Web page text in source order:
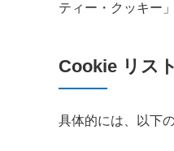
ティー・クッキー
Cookie リスト
具体的には、以下